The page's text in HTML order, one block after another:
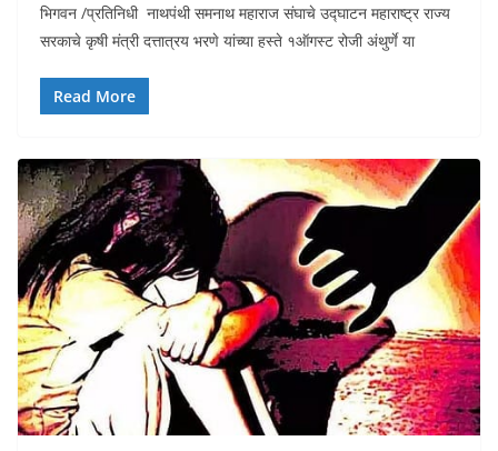
भिगवन /प्रतिनिधी नाथपंथी समनाथ महाराज संघाचे उद्घाटन महाराष्ट्र राज्य
सरकाचे कृषी मंत्री दत्तात्रय भरणे यांच्या हस्ते १ऑगस्ट रोजी अंथुर्णे या
Read More